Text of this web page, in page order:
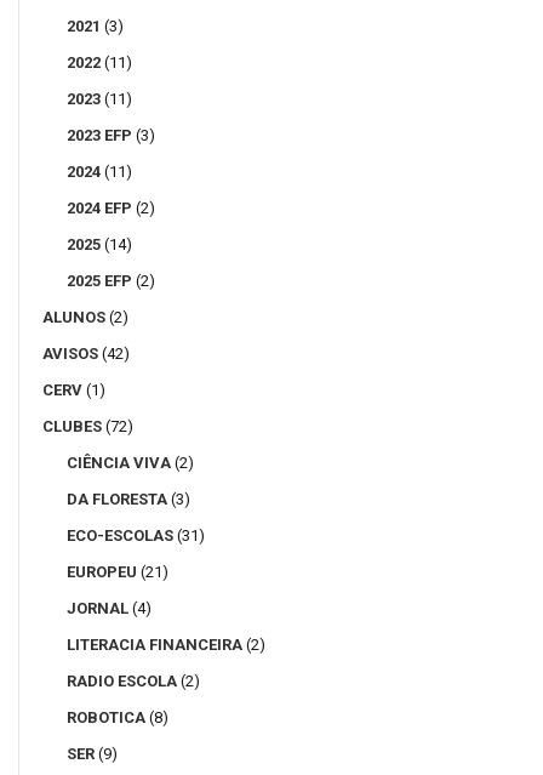
2021 (3)
2022 (11)
2023 (11)
2023 EFP (3)
2024 (11)
2024 EFP (2)
2025 (14)
2025 EFP (2)
ALUNOS (2)
AVISOS (42)
CERV (1)
CLUBES (72)
CIÊNCIA VIVA (2)
DA FLORESTA (3)
ECO-ESCOLAS (31)
EUROPEU (21)
JORNAL (4)
LITERACIA FINANCEIRA (2)
RADIO ESCOLA (2)
ROBOTICA (8)
SER (9)